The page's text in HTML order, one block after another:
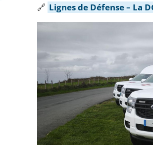
🔗 Lignes de Défense – La